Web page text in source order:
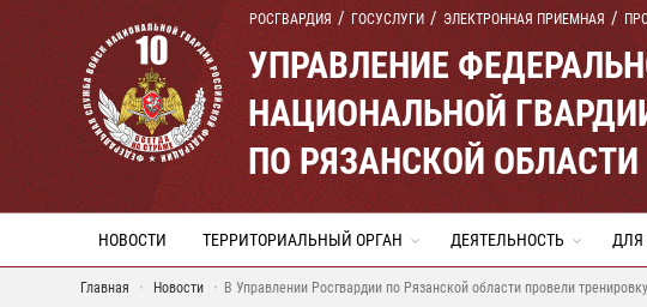
РОСГВАРДИЯ ГОСУСЛУГИ ЭЛЕКТРОННАЯ ПРИЕМНАЯ
УПРАВЛЕНИЕ
НАЦИОНАЛЬНОЙ
ПО РЯЗАНСКОЙ ОБЛАСТИ
НОВОСТИ ТЕРРИТОРИАЛЬНЫЙ ОРГАН ДЕЯТЕЛЬНОСТЬ ДЛЯ
Главная Новости В Управлении Росгвардии по Рязанской области провели